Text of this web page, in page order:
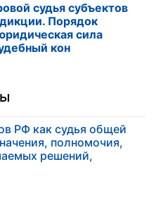
судья субъектов
Порядок
сила
кон
РФ как судья общей
полномочия,
решений,